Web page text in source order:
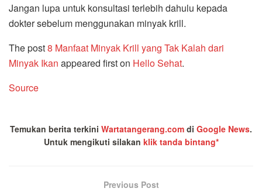
Jangan lupa untuk konsultasi terlebih dahulu kepada
dokter sebelum menggunakan minyak krill.
The post8 Manfaat Minyak Krill yang Tak Kalah dari
Minyak Ikan appeared first on Hello Sehat.
Source
Temukan berita terkini Wartatangerang.com di Google News.
Untuk mengikuti silakan klik tanda bintang*
Previous Post